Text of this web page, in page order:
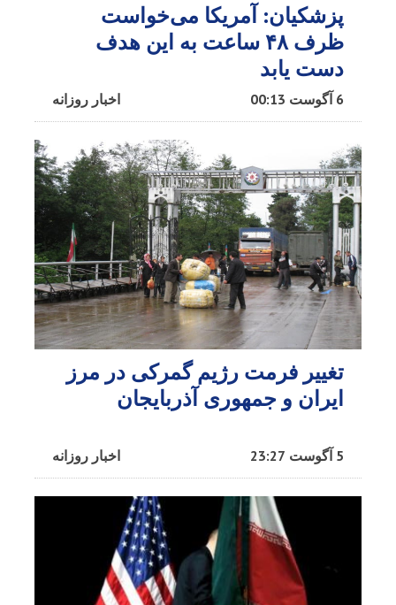
پزشکیان: آمریکا می‌خواست
ظرف ۴۸ ساعت به این هدف
دست یابد
اخبار روزانه 6 آگوست 00:13
تغییر فرمت رژیم گمرکی در مرز
ایران و جمهوری آذربایجان
اخبار روزانه 5 آگوست 23:27